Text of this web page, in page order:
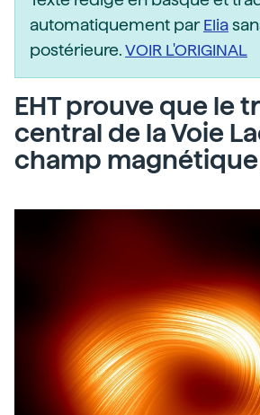
automatiquement parElia
postérieure.VOIR L'ORIGINAL
EHT prouve que le
central de la Voie
champ